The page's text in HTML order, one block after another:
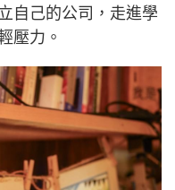
自己的公司，走進學
壓力。